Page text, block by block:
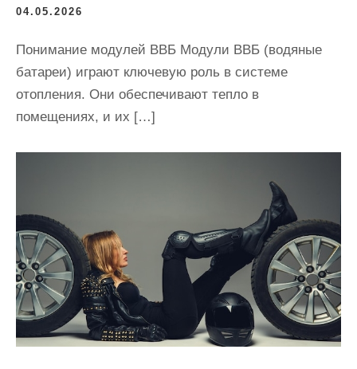
04.05.2026
Понимание модулей ВВБ Модули ВВБ (водяные
батареи) играют ключевую роль в системе
отопления. Они обеспечивают тепло в
помещениях, и их […]